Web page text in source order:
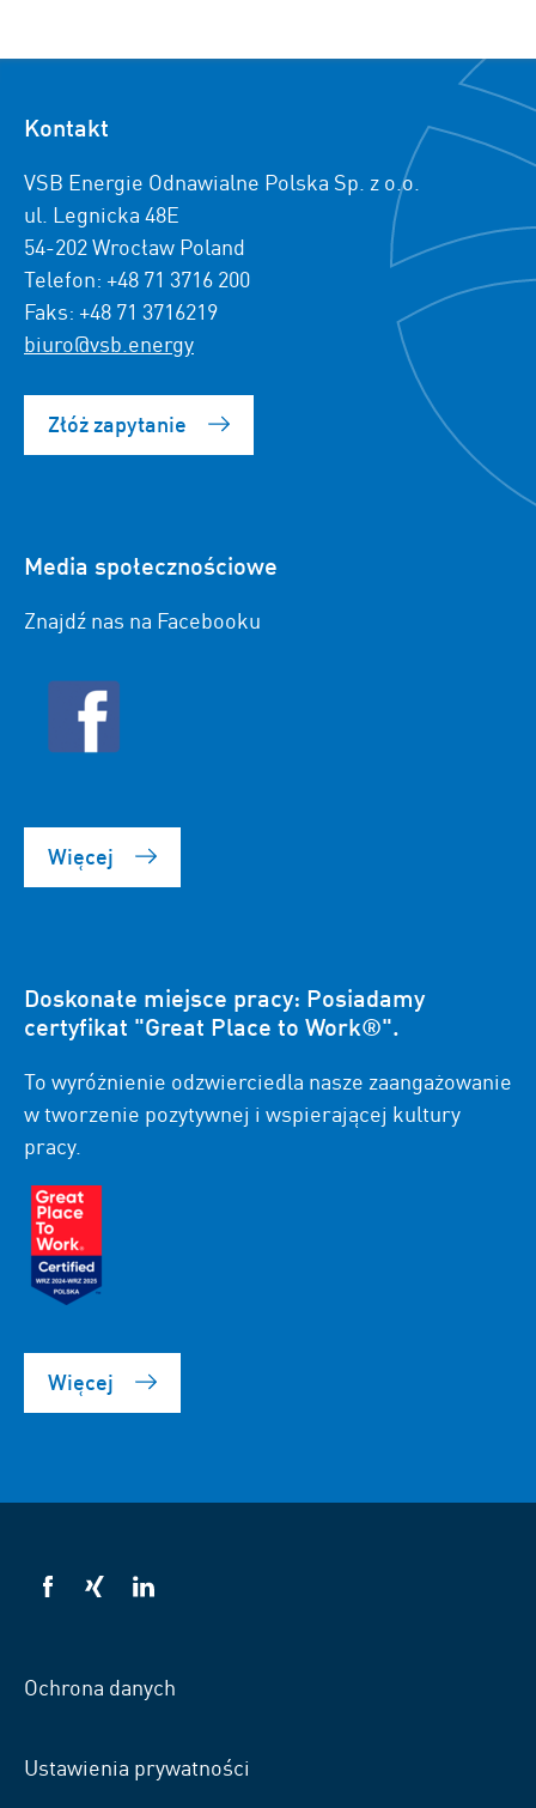
Kontakt
VSB Energie Odnawialne Polska Sp. z o.o.
ul. Legnicka 48E
54-202 Wrocław Poland
Telefon: +48 71 3716 200
Faks: +48 71 3716219
biuro@vsb.energy
Złóż zapytanie
Media społecznościowe
Znajdź nas na Facebooku
Więcej
Doskonałe miejsce pracy: Posiadamy
certyfikat "Great Place to Work®".
To wyróżnienie odzwierciedla nasze zaangażowanie
w tworzenie pozytywnej i wspierającej kultury
pracy.
Więcej
VSB
VSB
VSB
Ochrona danych
Ustawienia prywatności